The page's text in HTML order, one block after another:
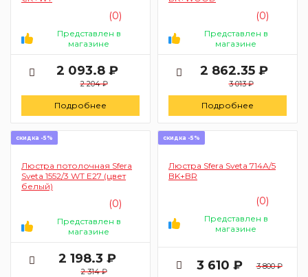
(0)
Представлен в
магазине
2 093.8 ₽
2 204 ₽
Подробнее
(0)
Представлен в
магазине
2 862.35 ₽
3 013 ₽
Подробнее
скидка -5%
Люстра потолочная Sfera
Sveta 1552/3 WT Е27 (цвет
белый)
(0)
Представлен в
магазине
2 198.3 ₽
2 314 ₽
скидка -5%
Люстра Sfera Sveta 714А/5
BK+BR
(0)
Представлен в
магазине
3 610 ₽ 3 800 ₽